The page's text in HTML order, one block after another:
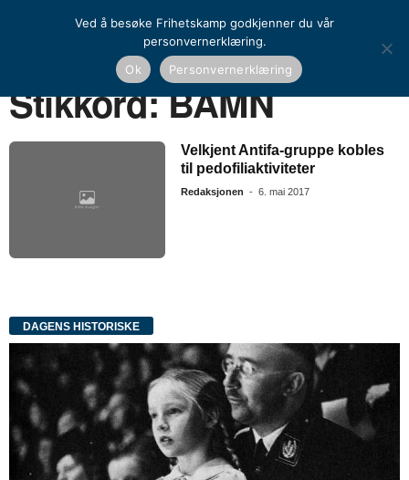
BAMN
Stikkord: BAMN
Velkjent Antifa-gruppe kobles
til pedofiliaktiviteter
Redaksjonen - 6. mai 2017
DAGENS HISTORISKE
Ved å besøke Frihetskamp godkjenner du vår
personvernerklæring.
Ok
Personvernerklæring